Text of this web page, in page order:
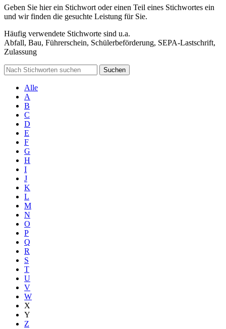
Geben Sie hier ein Stichwort oder einen Teil eines Stichwortes ein
und wir finden die gesuchte Leistung für Sie.
Häufig verwendete Stichworte sind u.a.
Abfall, Bau, Führerschein, Schülerbeförderung, SEPA-Lastschrift,
Zulassung
Suchen
Alle
A
B
C
D
E
F
G
H
I
J
K
L
M
N
O
P
Q
R
S
T
U
V
W
X
Y
Z